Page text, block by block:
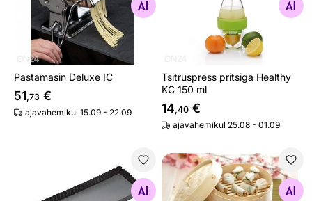
Otsi sarnaseid
Pastamasin Deluxe IC
51,73 €
ajavahemikul 15.09 - 22.09
Otsi sarnaseid
Tsitruspress pritsiga Healthy
KC 150 ml
14,40 €
ajavahemikul 25.08 - 01.09
Koogivorm non-stick Quiche MC
Otsi sarnaseid
Aurutaja bambusest Ø 20
Otsi sarnaseid